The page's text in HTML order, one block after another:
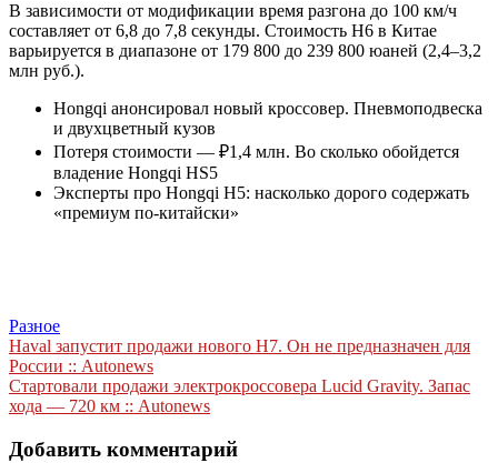
В зависимости от модификации время разгона до 100 км/ч
составляет от 6,8 до 7,8 секунды. Стоимость H6 в Китае
варьируется в диапазоне от 179 800 до 239 800 юаней (2,4–3,2
млн руб.).
Hongqi анонсировал новый кроссовер. Пневмоподвеска
и двухцветный кузов
Потеря стоимости — ₽1,4 млн. Во сколько обойдется
владение Hongqi HS5
Эксперты про Hongqi H5: насколько дорого содержать
«премиум по-китайски»
Разное
Навигация
по
записям
Haval запустит продажи нового H7. Он не предназначен для
России :: Autonews
Стартовали продажи электрокроссовера Lucid Gravity. Запас
хода — 720 км :: Autonews
Добавить комментарий